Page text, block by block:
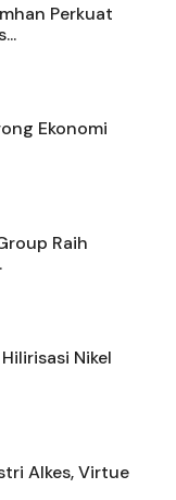
Perkuat
Ekonomi
Raih
Nikel
Alkes, Virtue